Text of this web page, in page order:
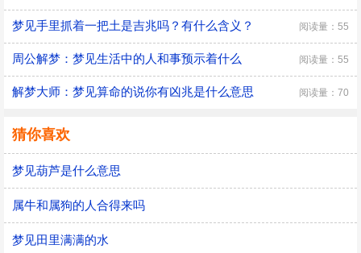
梦见手里抓着一把土是吉兆吗？有什么含义？ 阅读量：55
周公解梦：梦见生活中的人和事预示着什么 阅读量：55
解梦大师：梦见算命的说你有凶兆是什么意思 阅读量：70
猜你喜欢
梦见葫芦是什么意思
属牛和属狗的人合得来吗
梦见田里满满的水